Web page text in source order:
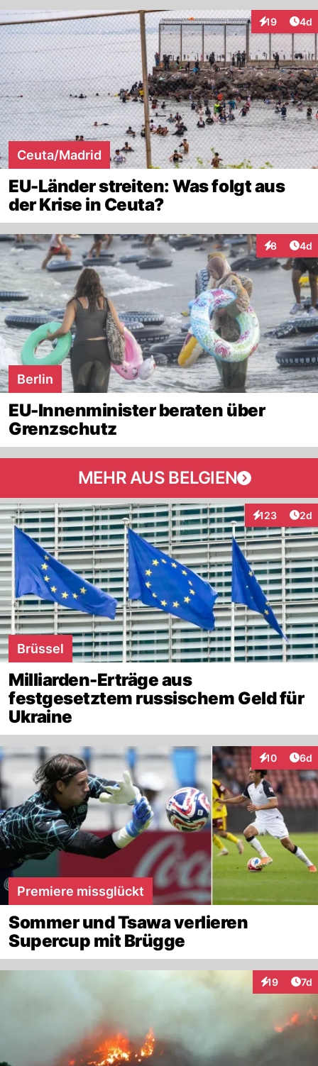
19
Interaktionen
4d
Ceuta/Madrid
EU-Länder streiten: Was folgt aus
der Krise in Ceuta?
8 4d
Berlin
EU-Innenminister beraten über
Grenzschutz
MEHR AUS BELGIEN
123
Interaktionen
2d
Brüssel
Milliarden-Erträge aus
festgesetztem russischem Geld für
Ukraine
10
Interaktionen
6d
Premiere missglückt
Sommer und Tsawa verlieren
Supercup mit Brügge
19 7d